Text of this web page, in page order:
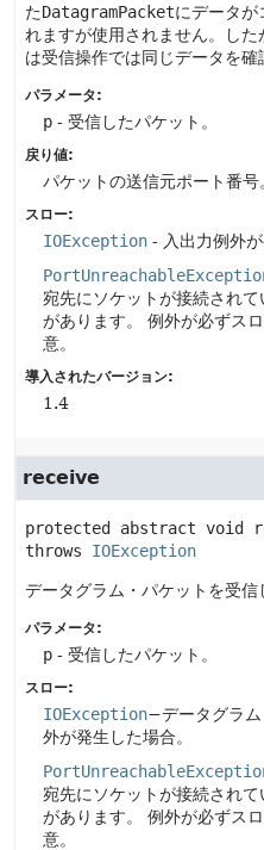
たDatagramPacketにデータが
れますが使用されません。し
は受信操作では同じデータを確
パラメータ:
p - 受信したパケット。
戻り値:
パケットの送信元ポート番号
スロー:
IOException - 入出力例外
宛先にソケットが接続され
があります。
例外が必ずス
意。
導入されたバージョン:
1.4
receive
protected abstract void
throws IOException
データグラム・パケットを受信
パラメータ:
p - 受信したパケット。
スロー:
IOException−データグラム
外が発生した場合。
宛先にソケットが接続され
があります。
例外が必ずス
意。